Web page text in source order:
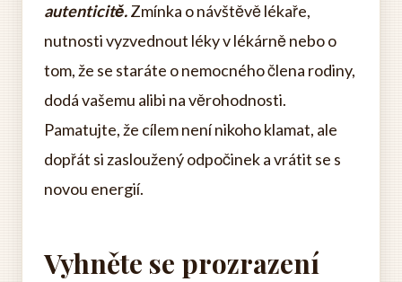
autenticitě.Zmínka o návštěvě lékaře,
nutnosti vyzvednout léky v lékárně nebo o
tom, že se staráte o nemocného člena rodiny,
dodá vašemu alibi na věrohodnosti.
Pamatujte, že cílem není nikoho klamat, ale
dopřát si zasloužený odpočinek a vrátit se s
novou energií.
Vyhněte se prozrazení